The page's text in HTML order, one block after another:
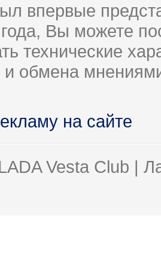
впервые
года, Вы можете
технические
обмена
на сайте
Vesta Club |